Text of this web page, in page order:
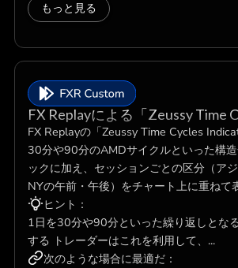
もっと見る
FX Replayによる「Zeussy Time
FX Replayの「Zeussy Time Cycles
30分や90分のAMDサイクルといった構
ックに加え、セッションごとの区分（アジ
NYの午前・午後）をチャート上に重ねて
ヒント：
1日を30分や90分といった繰り返しとな
する トレーダーはこれを利用して、...
次のような場合に最適だ：